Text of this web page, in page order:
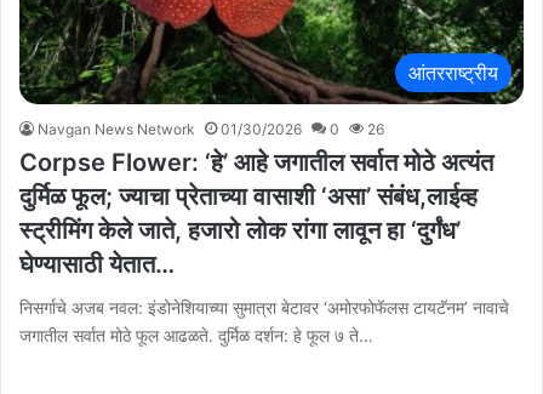
आंतरराष्ट्रीय
Navgan News Network 01/30/2026 0 26
Corpse Flower: ‘हे’ आहे जगातील सर्वात मोठे अत्यंत
दुर्मिळ फूल; ज्याचा प्रेताच्या वासाशी ‘असा’ संबंध,लाईव्ह
स्ट्रीमिंग केले जाते, हजारो लोक रांगा लावून हा ‘दुर्गंध’
घेण्यासाठी येतात…
निसर्गाचे अजब नवल: इंडोनेशियाच्या सुमात्रा बेटावर ‘अमोरफोफॅलस टायटॅनम’ नावाचे
जगातील सर्वात मोठे फूल आढळते. दुर्मिळ दर्शन: हे फूल ७ ते…